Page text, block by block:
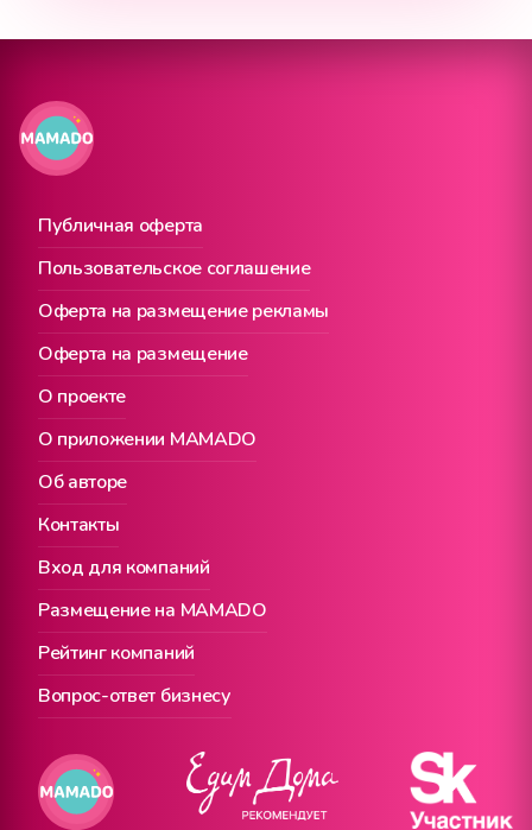
Публичная оферта
О проекте
Вход для компаний
Пользовательское соглашение
О приложении MAMADO
Размещение на MAMADO
Оферта на размещение рекламы
Об авторе
Рейтинг компаний
Оферта на размещение
Контакты
Вопрос-ответ бизнесу